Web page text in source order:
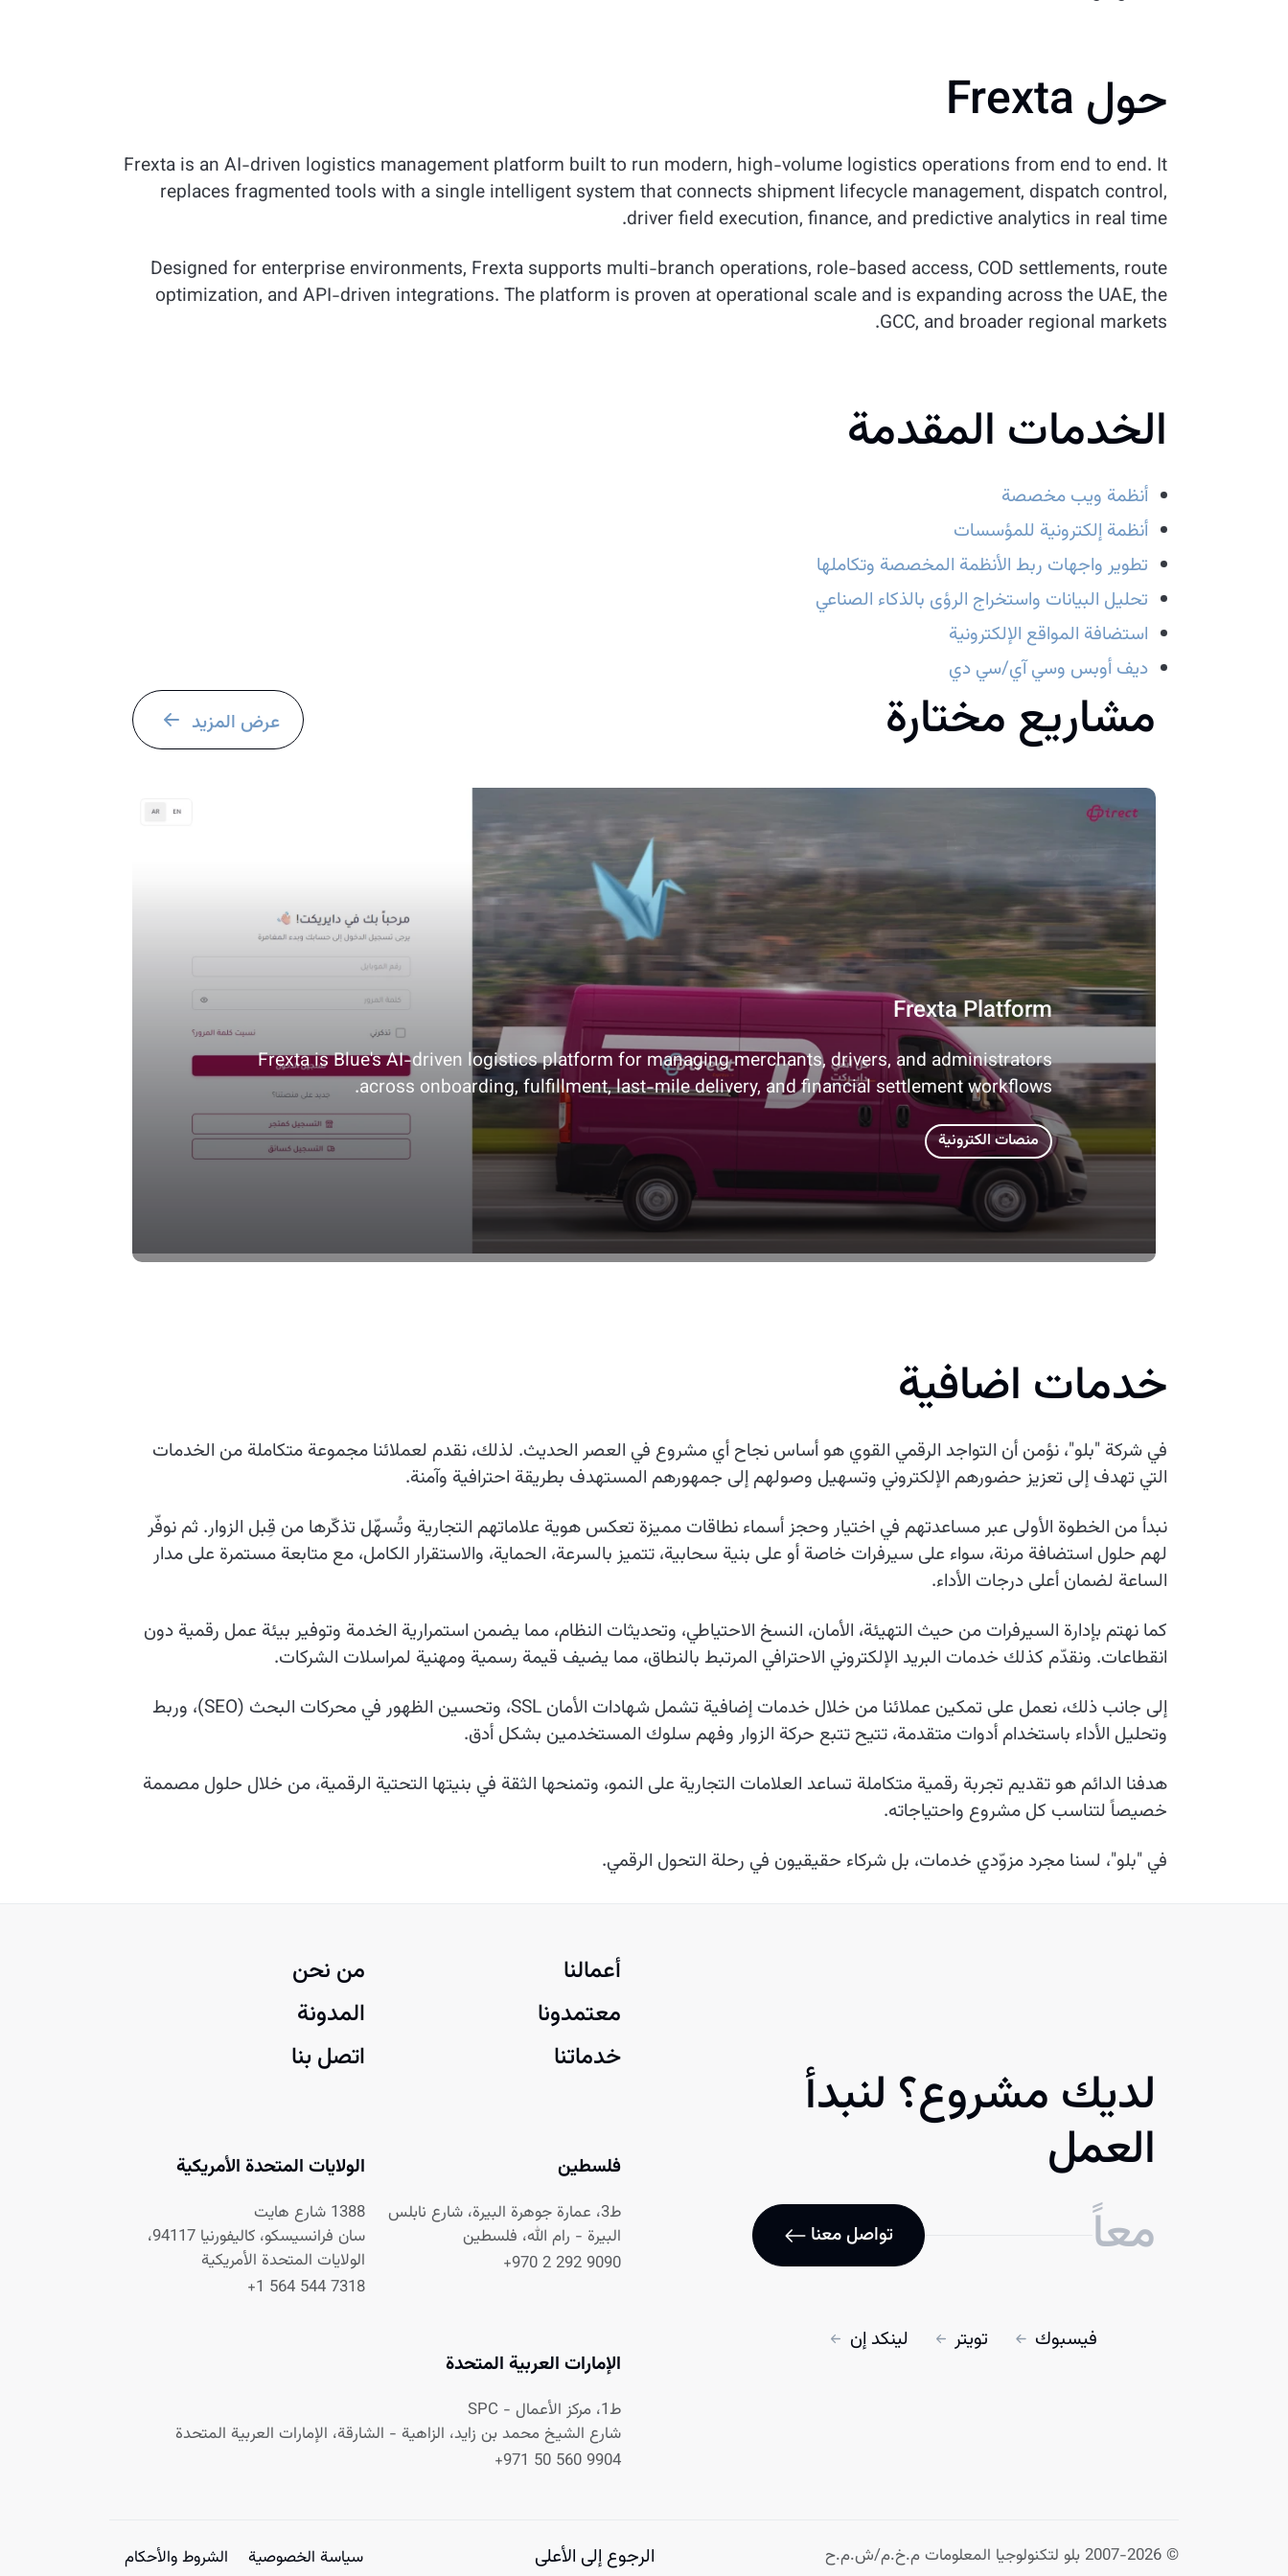
حول Frexta
Frexta is an AI-driven logistics management platform built to run modern, high-volume logistics operations from end to end. It
replaces fragmented tools with a single intelligent system that connects shipment lifecycle management, dispatch control,
driver field execution, finance, and predictive analytics in real time.
Designed for enterprise environments, Frexta supports multi-branch operations, role-based access, COD settlements, route
optimization, and API-driven integrations. The platform is proven at operational scale and is expanding across the UAE, the
GCC, and broader regional markets.
الخدمات المقدمة
أنظمة ويب مخصصة
أنظمة إلكترونية للمؤسسات
تطوير واجهات ربط الأنظمة المخصصة وتكاملها
تحليل البيانات واستخراج الرؤى بالذكاء الصناعي
استضافة المواقع الإلكترونية
ديف أوبس وسي آي/سي دي
مشاريع مختارة عرض المزيد
Frexta Platform
Frexta is Blue's AI-driven logistics platform for managing merchants, drivers, and administrators
across onboarding, fulfillment, last-mile delivery, and financial settlement workflows.
منصات الكترونية
خدمات اضافية
في شركة "بلو"، نؤمن أن التواجد الرقمي القوي هو أساس نجاح أي مشروع في العصر الحديث. لذلك، نقدم لعملائنا مجموعة متكاملة من الخدمات
التي تهدف إلى تعزيز حضورهم الإلكتروني وتسهيل وصولهم إلى جمهورهم المستهدف بطريقة احترافية وآمنة.
نبدأ من الخطوة الأولى عبر مساعدتهم في اختيار وحجز أسماء نطاقات مميزة تعكس هوية علاماتهم التجارية وتُسهّل تذكّرها من قِبل الزوار. ثم نوفّر
لهم حلول استضافة مرنة، سواء على سيرفرات خاصة أو على بنية سحابية، تتميز بالسرعة، الحماية، والاستقرار الكامل، مع متابعة مستمرة على مدار
الساعة لضمان أعلى درجات الأداء.
كما نهتم بإدارة السيرفرات من حيث التهيئة، الأمان، النسخ الاحتياطي، وتحديثات النظام، مما يضمن استمرارية الخدمة وتوفير بيئة عمل رقمية دون
انقطاعات. ونقدّم كذلك خدمات البريد الإلكتروني الاحترافي المرتبط بالنطاق، مما يضيف قيمة رسمية ومهنية لمراسلات الشركات.
إلى جانب ذلك، نعمل على تمكين عملائنا من خلال خدمات إضافية تشمل شهادات الأمان SSL، وتحسين الظهور في محركات البحث (SEO)، وربط
وتحليل الأداء باستخدام أدوات متقدمة، تتيح تتبع حركة الزوار وفهم سلوك المستخدمين بشكل أدق.
هدفنا الدائم هو تقديم تجربة رقمية متكاملة تساعد العلامات التجارية على النمو، وتمنحها الثقة في بنيتها التحتية الرقمية، من خلال حلول مصممة
خصيصاً لتناسب كل مشروع واحتياجاته.
في "بلو"، لسنا مجرد مزوّدي خدمات، بل شركاء حقيقيون في رحلة التحول الرقمي.
لديك مشروع؟ لنبدأ
العمل
معاً
تواصل معنا
فيسبوك تويتر لينكد إن
أعمالنا
معتمدونا
خدماتنا
من نحن
المدونة
اتصل بنا
فلسطين
ط3، عمارة جوهرة البيرة، شارع نابلس
البيرة - رام الله، فلسطين
+970 2 292 9090
الولايات المتحدة الأمريكية
1388 شارع هايت
سان فرانسيسكو، كاليفورنيا 94117،
الولايات المتحدة الأمريكية
+1 564 544 7318
الإمارات العربية المتحدة
ط1، مركز الأعمال - SPC
شارع الشيخ محمد بن زايد، الزاهية - الشارقة، الإمارات العربية المتحدة
+971 50 560 9904
© 2007-2026 بلو لتكنولوجيا المعلومات م.خ.م/ش.م.ح الرجوع إلى الأعلى سياسة الخصوصية الشروط والأحكام